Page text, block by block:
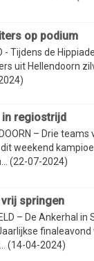
op podium
- Tijdens de
uit Hellendoorn
regiostrijd
– Drie
weekend
(22-07-2024)
springen
– De Ankerhal
finaleavond
(14-04-2024)